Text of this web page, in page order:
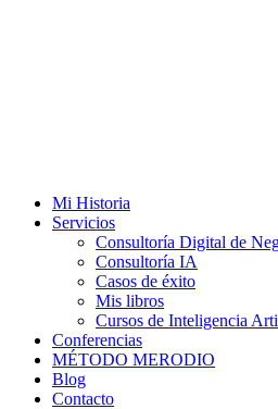
Mi Historia
Servicios
Consultoría Digital de
Consultoría IA
Casos de éxito
Mis libros
Cursos de Inteligencia
Conferencias
MÉTODO MERODIO
Blog
Contacto